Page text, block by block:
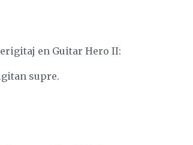
en Guitar Hero II:
supre.